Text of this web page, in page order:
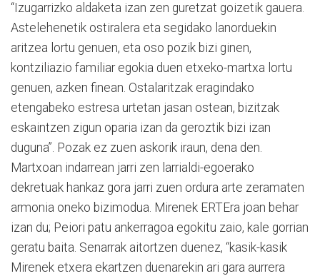
“Izugarrizko aldaketa izan zen guretzat goizetik gauera.
Astelehenetik ostiralera eta segidako lanorduekin
aritzea lortu genuen, eta oso pozik bizi ginen,
kontziliazio familiar egokia duen etxeko-martxa lortu
genuen, azken finean. Ostalaritzak eragindako
etengabeko estresa urtetan jasan ostean, bizitzak
eskaintzen zigun oparia izan da geroztik bizi izan
duguna”. Pozak ez zuen askorik iraun, dena den.
Martxoan indarrean jarri zen larrialdi-egoerako
dekretuak hankaz gora jarri zuen ordura arte zeramaten
armonia oneko bizimodua. Mirenek ERTEra joan behar
izan du; Peiori patu ankerragoa egokitu zaio, kale gorrian
geratu baita. Senarrak aitortzen duenez, “kasik-kasik
Mirenek etxera ekartzen duenarekin ari gara aurrera